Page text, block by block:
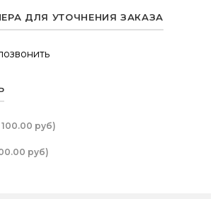
ДЛЯ УТОЧНЕНИЯ ЗАКАЗА
100.00 руб)
руб)